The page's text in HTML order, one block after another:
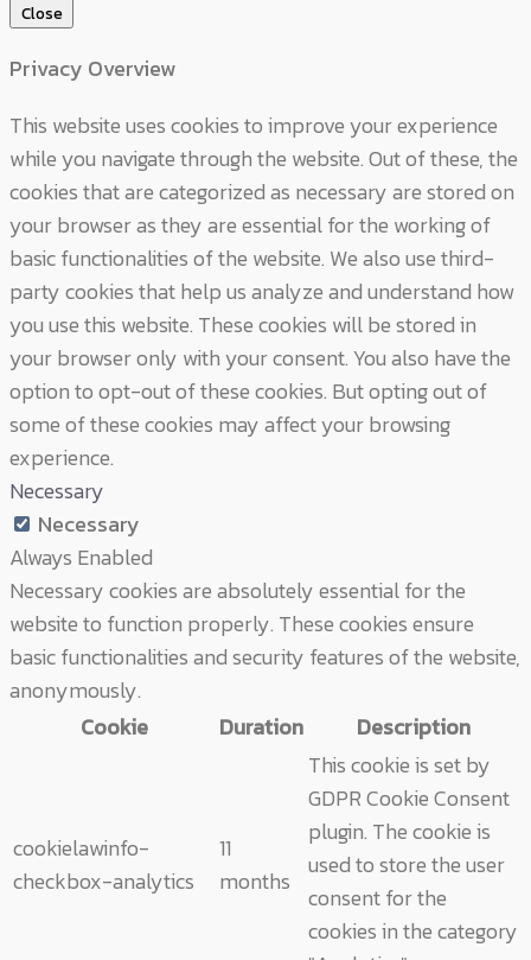
Close
Privacy Overview
This website uses cookies to improve your experience
while you navigate through the website. Out of these, the
cookies that are categorized as necessary are stored on
your browser as they are essential for the working of
basic functionalities of the website. We also use third-
party cookies that help us analyze and understand how
you use this website. These cookies will be stored in
your browser only with your consent. You also have the
option to opt-out of these cookies. But opting out of
some of these cookies may affect your browsing
experience.
Necessary
Necessary
Always Enabled
Necessary cookies are absolutely essential for the
website to function properly. These cookies ensure
basic functionalities and security features of the website,
anonymously.
Cookie
Duration Description
cookielawinfo-
checkbox-analytics
11
months
This cookie is set by
GDPR Cookie Consent
plugin. The cookie is
used to store the user
consent for the
cookies in the category